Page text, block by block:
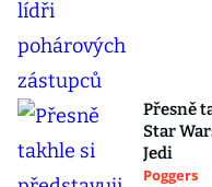
Přesně
Star
Jedi
Poggers